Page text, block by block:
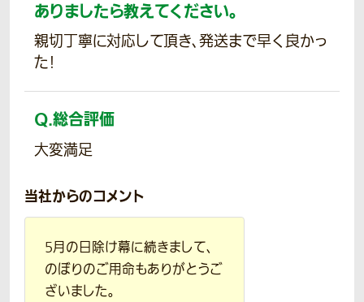
ありましたら教えてください。
親切丁寧に対応して頂き、発送まで早く良かっ
た!
Q.総合評価
大変満足
当社からのコメント
5月の日除け幕に続きまして、
のぼりのご用命もありがとうご
ざいました。